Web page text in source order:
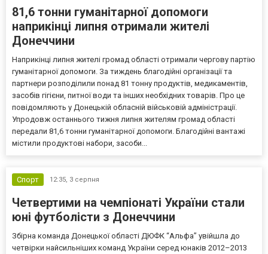
81,6 тонни гуманітарної допомоги
наприкінці липня отримали жителі
Донеччини
Наприкінці липня жителі громад області отримали чергову партію
гуманітарної допомоги. За тиждень благодійні організації та
партнери розподілили понад 81 тонну продуктів, медикаментів,
засобів гігієни, питної води та інших необхідних товарів. Про це
повідомляють у Донецькій обласній військовій адміністрації.
Упродовж останнього тижня липня жителям громад області
передали 81,6 тонни гуманітарної допомоги. Благодійні вантажі
містили продуктові набори, засоби...
Спорт 12:35, 3 серпня
Четвертими на чемпіонаті України стали
юні футболісти з Донеччини
Збірна команда Донецької області ДЮФК “Альфа” увійшла до
четвірки найсильніших команд України серед юнаків 2012–2013